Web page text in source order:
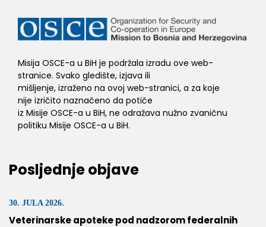
Misija OSCE-a u BiH je podržala izradu ove web-
stranice. Svako gledište, izjava ili
mišljenje, izraženo na ovoj web-stranici, a za koje
nije izričito naznačeno da potiče
iz Misije OSCE-a u BiH, ne odražava nužno zvaničnu
politiku Misije OSCE-a u BiH.
Posljednje objave
30. JULA 2026.
Veterinarske apoteke pod nadzorom federalnih